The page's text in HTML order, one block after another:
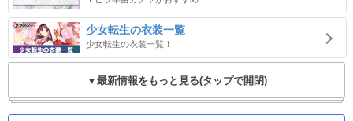
少女転生の衣装一覧
少女転生の衣装一覧！
▼最新情報をもっと見る(タップで開閉)